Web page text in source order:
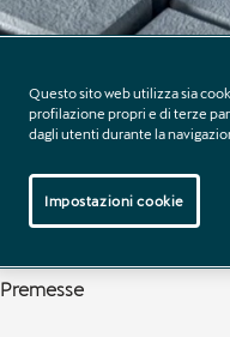
Premesse
Questo sito web utilizza sia
profilazione propri e di terze
dagli utenti durante la
Impostazioni cookie